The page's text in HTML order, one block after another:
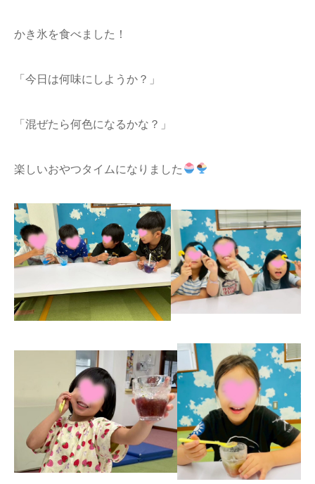
かき氷を食べました！
「今日は何味にしようか？」
「混ぜたら何色になるかな？」
楽しいおやつタイムになりました